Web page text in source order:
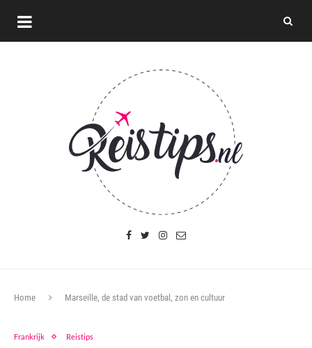
Home Marseille, de stad van voetbal, zon en cultuur
Frankrijk Reistips